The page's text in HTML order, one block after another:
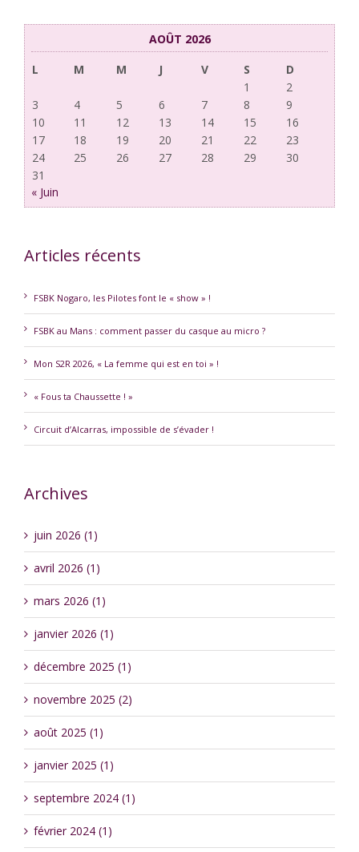
AOÛT 2026
L
M M J V S
D
1
2
3
4 5 6 7 8
9
10
11 12 13 14 15
16
17
18 19 20 21 22
23
24
25 26 27 28 29
30
31
« Juin
Articles récents
FSBK Nogaro, les Pilotes font le « show » !
FSBK au Mans : comment passer du casque au micro ?
Mon S2R 2026, « La femme qui est en toi » !
« Fous ta Chaussette ! »
Circuit d’Alcarras, impossible de s’évader !
Archives
juin 2026 (1)
avril 2026 (1)
mars 2026 (1)
janvier 2026 (1)
décembre 2025 (1)
novembre 2025 (2)
août 2025 (1)
janvier 2025 (1)
septembre 2024 (1)
février 2024 (1)